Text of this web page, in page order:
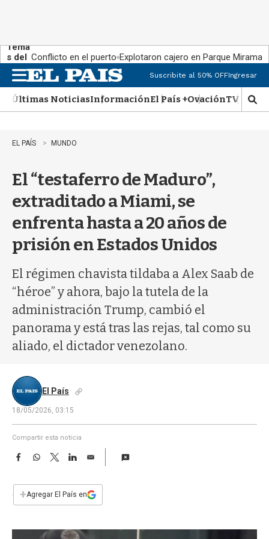
Tema
s del
día:
Conflicto en el puerto Explotaron cajero en Parque Miramar
n
u
Suscribite al 50% OFFIngresar
Últimas NoticiasInformaciónEl País +OvaciónTV Show
M
o
a
EL PAÍS MUNDO
El “testaferro de Maduro”,
extraditado a Miami, se
enfrenta hasta a 20 años de
prisión en Estados Unidos
El régimen chavista tildaba a Alex Saab de
“héroe” y ahora, bajo la tutela de la
administración Trump, cambió el
panorama y está tras las rejas, tal como su
aliado, el dictador venezolano.
El País
18/05/2026, 03:15
Compartir esta noticia
F
e
b
W
s
T
w
t
L
E
i
l
+Agregar El País en